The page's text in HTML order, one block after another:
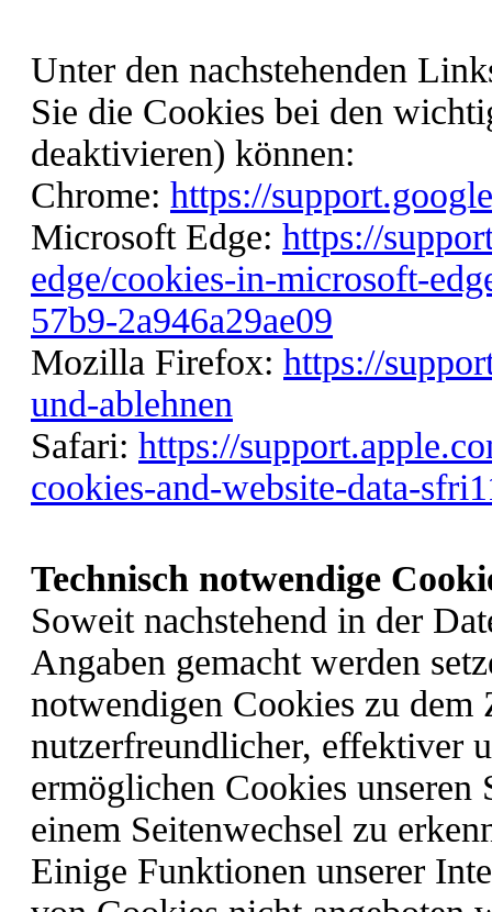
Unter den nachstehenden
Sie die Cookies bei den
deaktivieren) können:
Chrome: https://
Microsoft Edge: https://
edge/cookies-in-microsoft-
57b9-2a946a29ae09
Mozilla Firefox: https://
und-ablehnen
Safari: https://
cookies-and-website-data-
Technisch notwendige
Soweit nachstehend in der
Angaben gemacht werden
notwendigen Cookies zu
nutzerfreundlicher, effektiver
ermöglichen Cookies unseren
einem Seitenwechsel zu
Einige Funktionen unserer